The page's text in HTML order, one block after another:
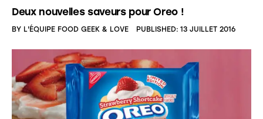
Deux nouvelles saveurs pour Oreo !
BY L'ÉQUIPE FOOD GEEK & LOVE PUBLISHED: 13 JUILLET 2016